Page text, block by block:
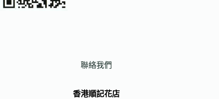
聯絡我們
香港順記花店